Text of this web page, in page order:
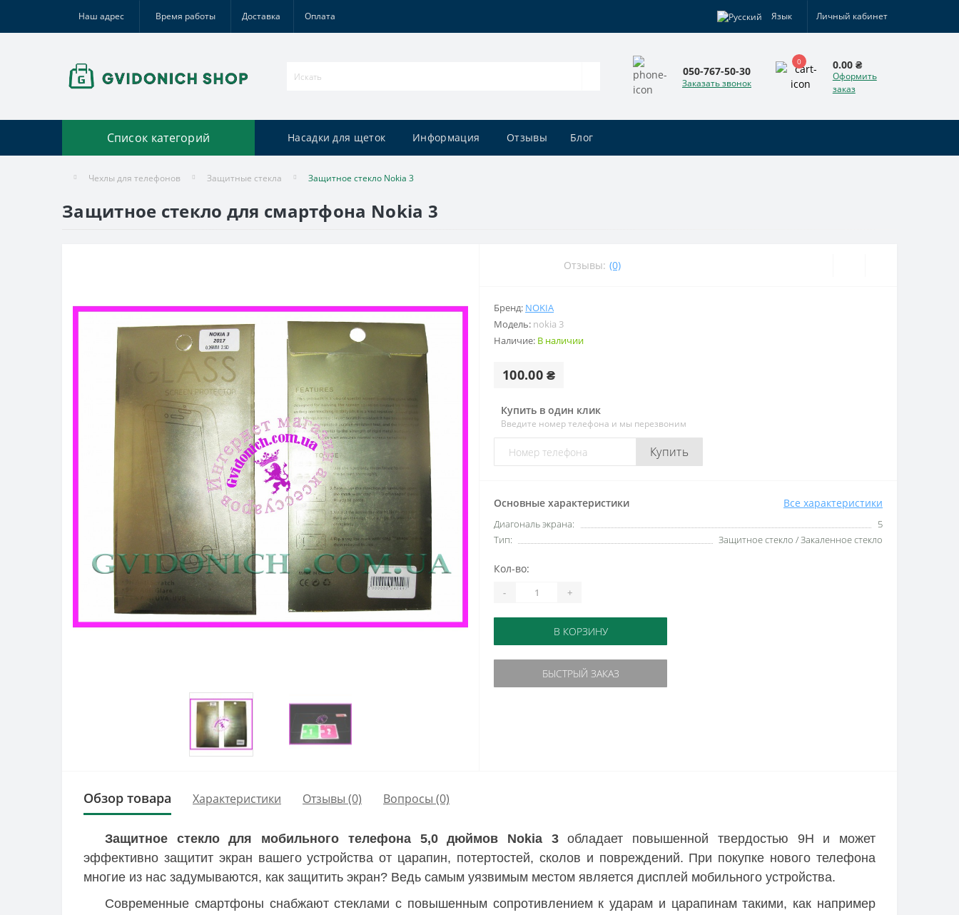
Наш адрес Время работы Доставка Оплата Язык Личный кабинет
050-767-50-30
Заказать звонок
0 0.00 ₴
Оформить
заказ
Список категорий Насадки для щеток Информация Отзывы Блог
Чехлы для телефонов Защитные стекла Защитное стекло Nokia 3
Защитное стекло для смартфона Nokia 3
Отзывы: (0)
Бренд: NOKIA
Модель: nokia 3
Наличие: В наличии
100.00 ₴
Купить в один клик
Введите номер телефона и мы перезвоним
Купить
Основные характеристики Все характеристики
Диагональ экрана:
5
Тип:
Защитное стекло / Закаленное стекло
Кол-во:
- +
В КОРЗИНУ
БЫСТРЫЙ ЗАКАЗ
Обзор товара Характеристики Отзывы (0) Вопросы (0)
Защитное стекло для мобильного телефона 5,0 дюймов Nokia 3обладает повышенной твердостью 9H и может
эффективно защитит экран вашего устройства от царапин, потертостей, сколов и повреждений. При покупке нового телефона
многие из нас задумываются, как защитить экран? Ведь самым уязвимым местом является дисплей мобильного устройства.
Современные смартфоны снабжают стеклами с повышенным сопротивлением к ударам и царапинам такими, как например